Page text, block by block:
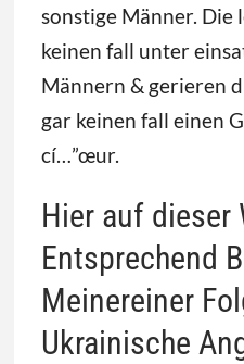
sonstige Männer. Die
keinen fall unter
Männern & gerieren
gar keinen fall einen
cí…”œur.
Hier auf dieser
Entsprechend
Meinereiner
Ukrainische